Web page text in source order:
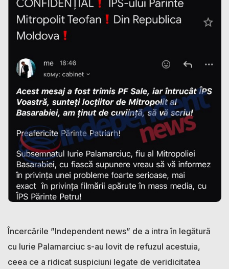
Încercările ”Independent news” de a intra în legătură
cu Iurie Palamarciuc s-au lovit de refuzul acestuia,
ceea ce a ridicat suspiciuni legate de veridicitatea